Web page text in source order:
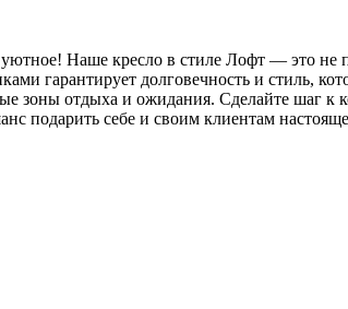
Наше кресло в стиле Лофт — это не
гарантирует долговечность и стиль,
зоны отдыха и ожидания. Сделайте шаг
подарить себе и своим клиентам